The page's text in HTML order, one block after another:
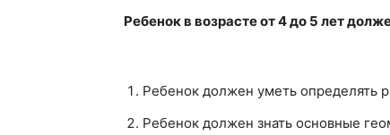
Ребенок в возрасте от 4 до 5 лет
Ребенок должен уметь определять
Ребенок должен знать основные